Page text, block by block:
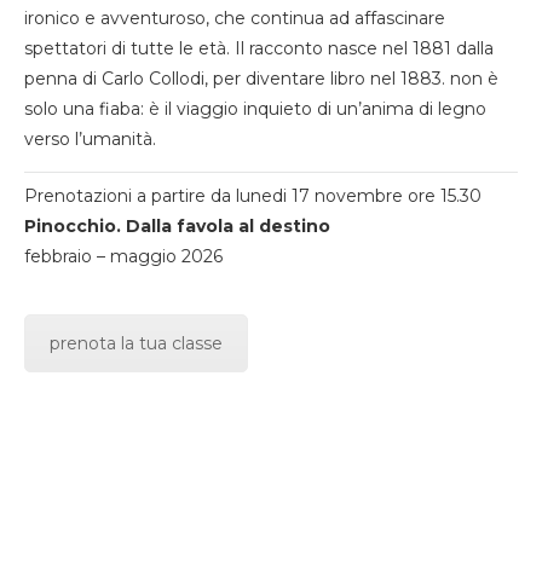
ironico e avventuroso, che continua ad affascinare
spettatori di tutte le età. Il racconto nasce nel 1881 dalla
penna di Carlo Collodi, per diventare libro nel 1883. non è
solo una fiaba: è il viaggio inquieto di un’anima di legno
verso l’umanità.
Prenotazioni a partire da lunedi 17 novembre ore 15.30
Pinocchio. Dalla favola al destino
febbraio – maggio 2026
prenota la tua classe